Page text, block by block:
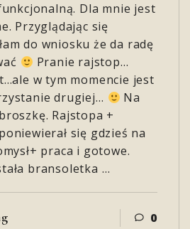
Dla mnie jest
Przyglądając się
do wniosku że da radę
Pranie rajstop…
w tym momencie jest
drugiej…
Na
Rajstopa +
się gdzieś na
praca i gotowe.
bransoletka …
0